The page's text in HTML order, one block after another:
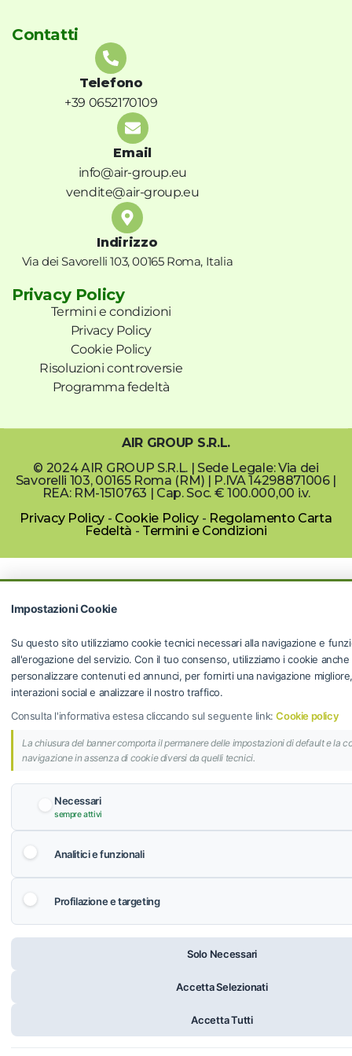
Aggiungi al carrello
Contatti
Telefono
+39 0652170109
Email
info@air-group.eu
vendite@air-group.eu
Indirizzo
Via dei Savorelli 103, 00165 Roma, Italia
Privacy Policy
Termini e condizioni
Privacy Policy
Cookie Policy
Risoluzioni controversie
Programma fedeltà
AIR GROUP S.R.L.
© 2024 AIR GROUP S.R.L. | Sede Legale: Via dei
Savorelli 103, 00165 Roma (RM) | P.IVA 14298871006 |
REA: RM-1510763 | Cap. Soc. € 100.000,00 i.v.
Privacy Policy - Cookie Policy- Regolamento Carta
Fedeltà - Termini e Condizioni
Impostazioni Cookie
Su questo sito utilizziamo cookie tecnici necessari alla navigazione e
all'erogazione del servizio. Con il tuo consenso, utilizziamo i cookie
personalizzare contenuti ed annunci, per fornirti una navigazione
interazioni social e analizzare il nostro traffico.
Consulta l'informativa estesa cliccando sul seguente link:Cookie policy
La chiusura del banner comporta il permanere delle impostazioni di default e la
navigazione in assenza di cookie diversi da quelli tecnici.
Necessari
sempre attivi
Analitici e funzionali
Profilazione e targeting
Solo Necessari
Accetta Selezionati
Accetta Tutti